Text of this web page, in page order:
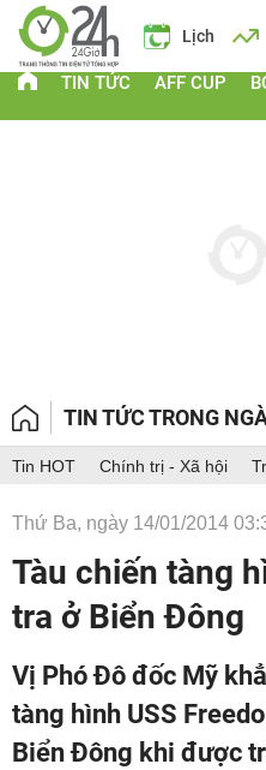
Giá vàng Lịch
TIN TỨC AFF CUP
TIN TỨC TRONG
Tin HOT Chính trị - Xã hội
Thứ Ba, ngày 14/01/2014
Tàu chiến tàng
tra ở Biển Đông
Vị Phó Đô đốc Mỹ
tàng hình USS
Biển Đông khi được